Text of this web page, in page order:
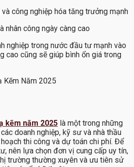
và công nghiệp hóa tăng trưởng mạnh
nhân công ngày càng cao
nghiệp trong nước đầu tư mạnh vào
cao cũng sẽ giúp bình ổn giá trong
Kẽm Năm 2025
kẽm năm 2025 là một trong những
doanh nghiệp, kỹ sư và nhà thầu
thi công và dự toán chi phí. Để
nên lựa chọn đơn vị cung cấp uy tín,
trường thường xuyên và ưu tiên sử